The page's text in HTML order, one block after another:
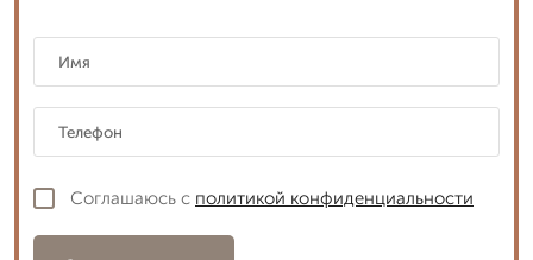
Соглашаюсь с политикой конфиденциальности